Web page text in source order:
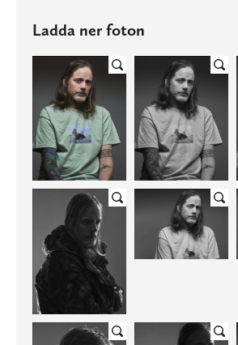
Ladda ner foton